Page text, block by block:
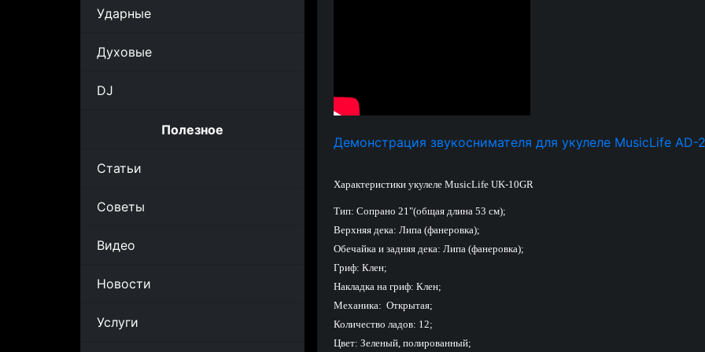
Ударные
Духовые
DJ
Полезное
Статьи
Советы
Видео
Новости
Услуги
Демонстрация звукоснимателя для укулеле MusicLife AD-
Характеристики укулеле MusicLife UK-10GR
Тип: Сопрано 21"(общая длина 53 см);
Верхняя дека: Липа (фанеровка);
Обечайка и задняя дека: Липа (фанеровка);
Гриф: Клен;
Накладка на гриф: Клен;
Механика: Открытая;
Количество ладов: 12;
Цвет: Зеленый, полированный;